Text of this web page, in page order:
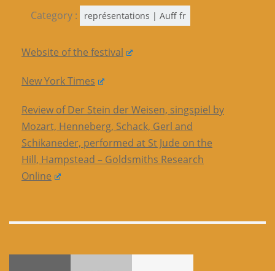
Category : représentations | Auff fr
Website of the festival
New York Times
Review of Der Stein der Weisen, singspiel by
Mozart, Henneberg, Schack, Gerl and
Schikaneder, performed at St Jude on the
Hill, Hampstead – Goldsmiths Research
Online